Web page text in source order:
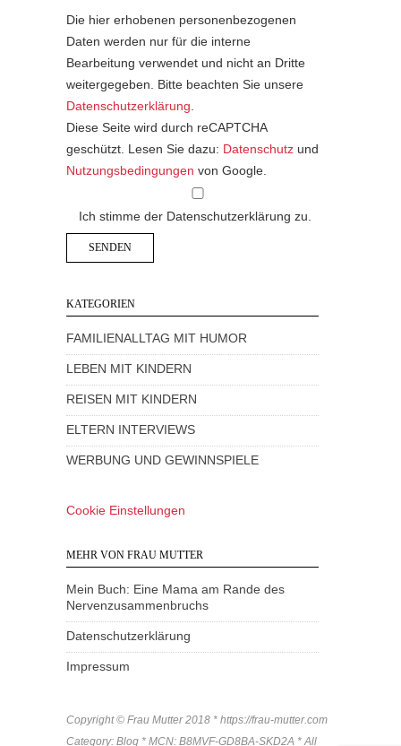
Die hier erhobenen personenbezogenen
Daten werden nur für die interne
Bearbeitung verwendet und nicht an Dritte
weitergegeben. Bitte beachten Sie unsere
Datenschutzerklärung.
Diese Seite wird durch reCAPTCHA
geschützt. Lesen Sie dazu: Datenschutz und
Nutzungsbedingungen von Google.
Ich stimme der Datenschutzerklärung zu.
KATEGORIEN
FAMILIENALLTAG MIT HUMOR
LEBEN MIT KINDERN
REISEN MIT KINDERN
ELTERN INTERVIEWS
WERBUNG UND GEWINNSPIELE
Cookie Einstellungen
MEHR VON FRAU MUTTER
Mein Buch: Eine Mama am Rande des
Nervenzusammenbruchs
Datenschutzerklärung
Impressum
Copyright © Frau Mutter 2018 * https://frau-mutter.com
Category: Blog * MCN: B8MVF-GD8BA-SKD2A * All